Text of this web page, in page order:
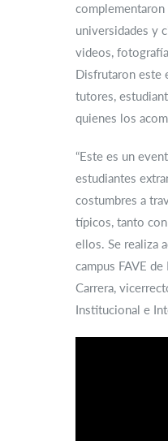
universidades y
videos,
Disfrutaron este
tutores,
quienes los
“Este es un
estudiantes
costumbres a
típicos, tanto
ellos. Se realiza
campus FAVE de
Carrera,
Institucional e